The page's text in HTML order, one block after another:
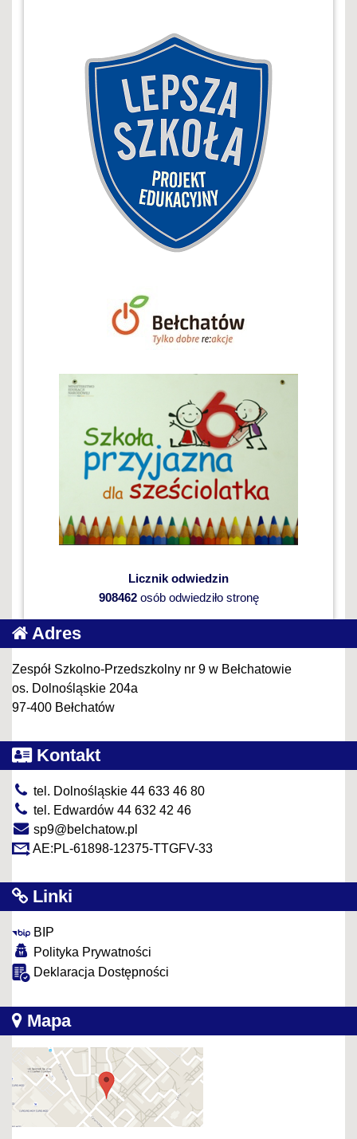
Licznik odwiedzin
908462osób odwiedziło stronę
Adres
Zespół Szkolno-Przedszkolny nr 9 w Bełchatowie
os. Dolnośląskie 204a
97-400 Bełchatów
Kontakt
tel. Dolnośląskie 44 633 46 80
tel. Edwardów 44 632 42 46
sp9@belchatow.pl
AE:PL-61898-12375-TTGFV-33
Linki
BIP
Polityka Prywatności
Deklaracja Dostępności
Mapa